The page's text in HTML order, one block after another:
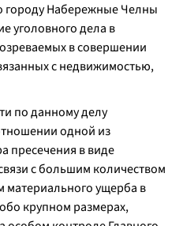
городу Набережные Челны
уголовного дела в
в совершении
с недвижимостью,
по данному делу
одной из
пресечения в виде
с большим количеством
ущерба в
крупном размерах,